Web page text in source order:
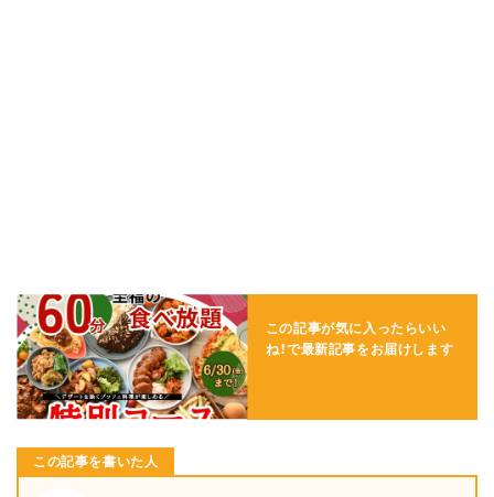
この記事が気に入ったらいい
ね！で最新記事をお届けします
この記事を書いた人